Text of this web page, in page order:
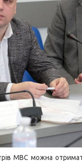
МВС можна